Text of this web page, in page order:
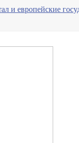
и европейские